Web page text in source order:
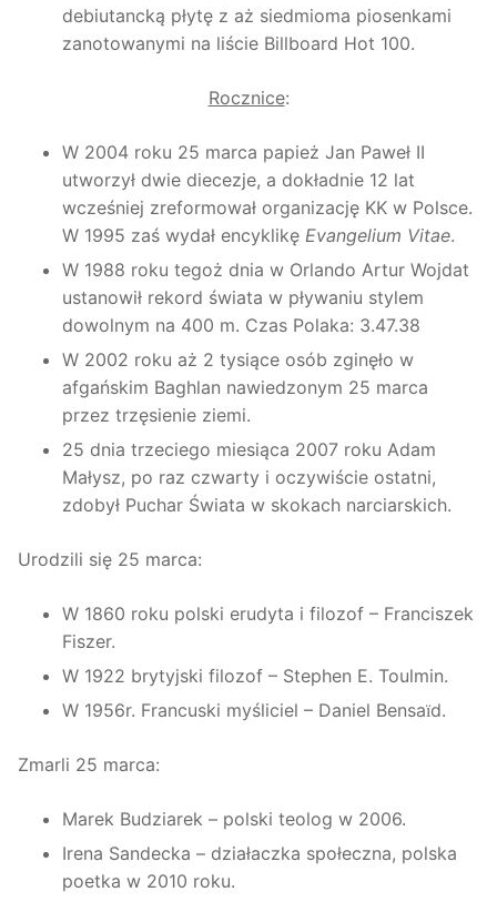
debiutancką płytę z aż siedmioma piosenkami
zanotowanymi na liście Billboard Hot 100.
Rocznice:
W 2004 roku 25 marca papież Jan Paweł II
utworzył dwie diecezje, a dokładnie 12 lat
wcześniej zreformował organizację KK w Polsce.
W 1995 zaś wydał encyklikę Evangelium Vitae.
W 1988 roku tegoż dnia w Orlando Artur Wojdat
ustanowił rekord świata w pływaniu stylem
dowolnym na 400 m. Czas Polaka: 3.47.38
W 2002 roku aż 2 tysiące osób zginęło w
afgańskim Baghlan nawiedzonym 25 marca
przez trzęsienie ziemi.
25 dnia trzeciego miesiąca 2007 roku Adam
Małysz, po raz czwarty i oczywiście ostatni,
zdobył Puchar Świata w skokach narciarskich.
Urodzili się 25 marca:
W 1860 roku polski erudyta i filozof – Franciszek
Fiszer.
W 1922 brytyjski filozof – Stephen E. Toulmin.
W 1956r. Francuski myśliciel – Daniel Bensaïd.
Zmarli 25 marca:
Marek Budziarek – polski teolog w 2006.
Irena Sandecka – działaczka społeczna, polska
poetka w 2010 roku.